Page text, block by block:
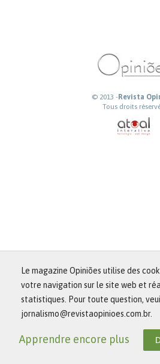
© 2013 -Revista
Tous droits
Le magazine Opiniões utilise des
votre navigation sur le site web et
statistiques. Pour toute question,
jornalismo@revistaopinioes.com.br.
Apprendre encore plus